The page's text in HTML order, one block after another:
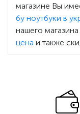
магазине Вы
бу ноутбуки в
нашего
цена и также